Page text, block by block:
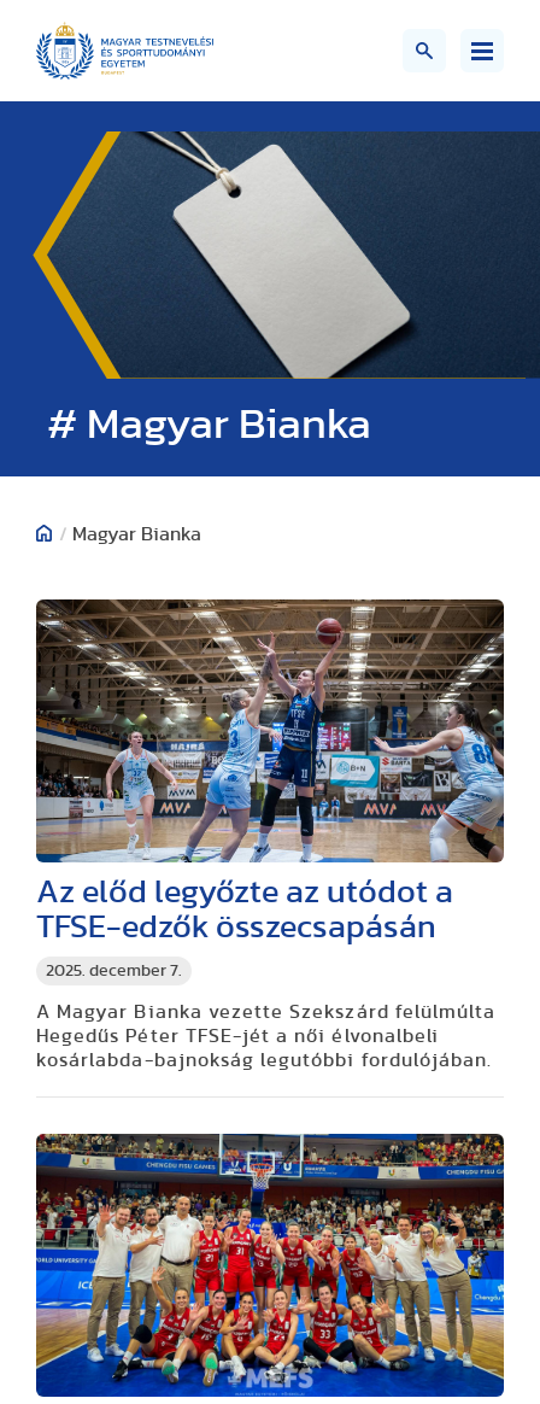
# Magyar Bianka
/ Magyar Bianka
2025. december 7.
Az előd legyőzte az utódot a
TFSE-edzők összecsapásán
A Magyar Bianka vezette Szekszárd felülmúlta
Hegedűs Péter TFSE-jét a női élvonalbeli
kosárlabda-bajnokság legutóbbi fordulójában.